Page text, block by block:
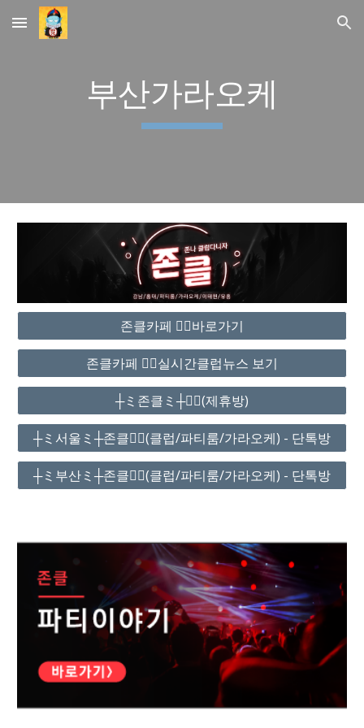
Skip to main content Skip to navigation
부산가라오케
존클카페 ❤️‍🔥바로가기
존클카페 ❤️‍🔥실시간클럽뉴스 보기
┼ミ존클ミ┼❤️‍🔥(제휴방)
┼ミ서울ミ┼존클❤️‍🔥(클럽/파티룸/가라오케) - 단톡방
┼ミ부산ミ┼존클❤️‍🔥(클럽/파티룸/가라오케) - 단톡방